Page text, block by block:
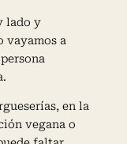
lado y
vayamos a
en la
vegana o